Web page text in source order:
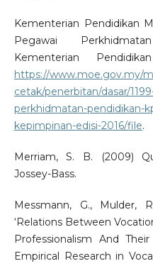
Kementerian Pendidikan
Pegawai
Kementerian
https://www.moe.gov.my/
cetak/penerbitan/dasar/
perkhidmatan-pendidikan-
kepimpinan-edisi-2016/file.
Merriam, S. B. (2009)
Jossey-Bass.
Messmann, G., Mulder,
‘Relations Between
Professionalism And
Empirical Research in